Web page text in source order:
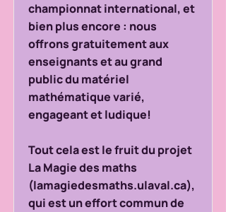
championnat international, et
bien plus encore : nous
offrons gratuitement aux
enseignants et au grand
public du matériel
mathématique varié,
engageant et ludique!
Tout cela est le fruit du projet
La Magie des maths
(lamagiedesmaths.ulaval.ca),
qui est un effort commun de